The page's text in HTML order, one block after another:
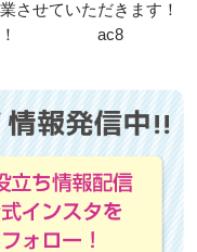
させていただきます！
ださい！ ac8